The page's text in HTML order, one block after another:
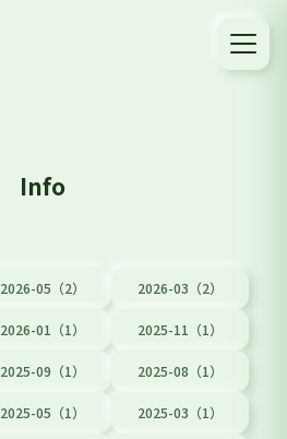
Info
2026-05（2） 2026-03（2）
2026-01（1） 2025-11（1）
2025-09（1） 2025-08（1）
2025-05（1） 2025-03（1）